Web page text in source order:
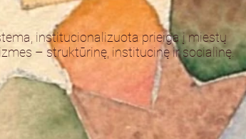
institucionalizuota prieiga į miestų
– struktūrinę, institucinę ir socialinę.